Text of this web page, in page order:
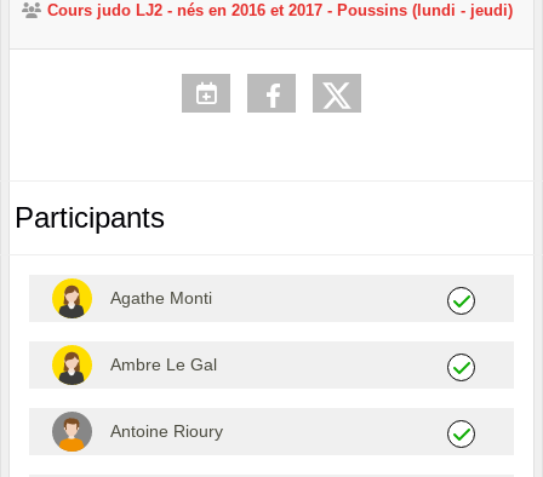
Cours judo LJ2 - nés en 2016 et 2017 - Poussins (lundi - jeudi)
Participants
Agathe Monti
Ambre Le Gal
Antoine Rioury